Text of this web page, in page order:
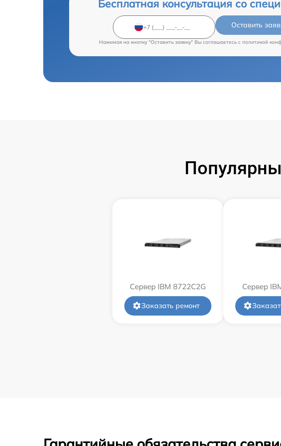
Бесплатная консультация со
Оставить
Нажимая на кнопку "Оставить заявку" Вы соглашаетесь c политикой
Сервер IBM 8722C2G
Заказать ремонт
Сервер